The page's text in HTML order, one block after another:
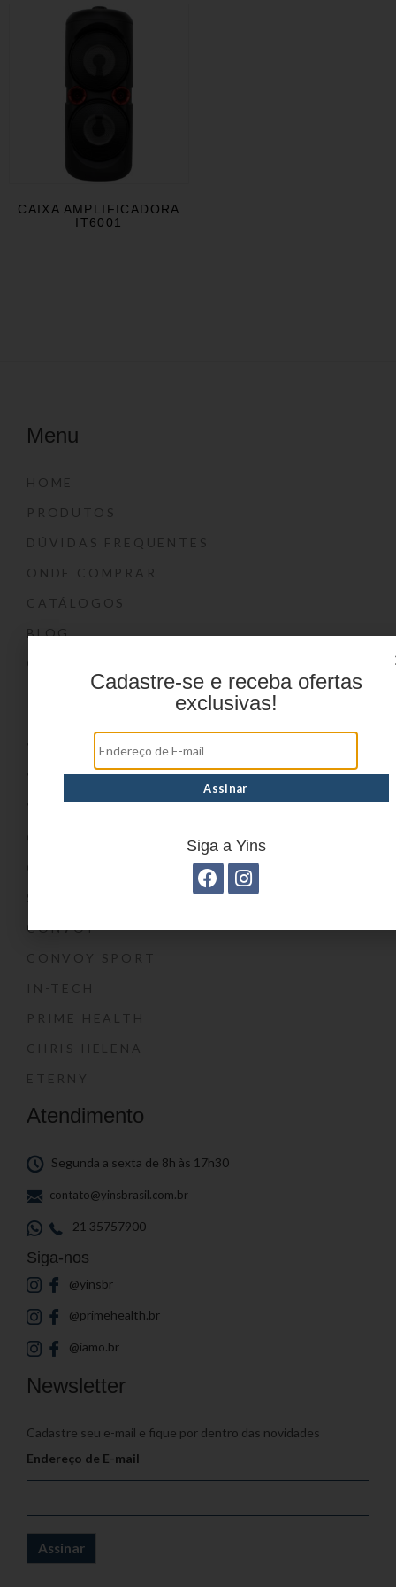
CAIXA AMPLIFICADORA
IT6001
Menu
HOME
PRODUTOS
DÚVIDAS FREQUENTES
ONDE COMPRAR
CATÁLOGOS
BLOG
YIN’S PAPER
YIN’S KIDS
CONVOY
CONVOY SPORT
IN-TECH
PRIME HEALTH
CHRIS HELENA
ETERNY
Atendimento
Segunda a sexta de 8h às 17h30
contato@yinsbrasil.com.br
21 35757900
Siga-nos
@yinsbr
@primehealth.br
@iamo.br
Newsletter
Cadastre seu e-mail e fique por dentro das novidades
Endereço de E-mail
Cadastre-se e receba ofertas
exclusivas!
Siga a Yins